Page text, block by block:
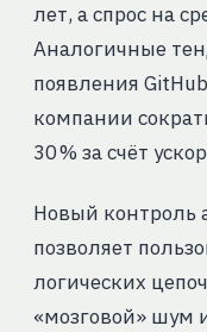
лет, а спрос на
Аналогичные
появления
компании
30 % за счёт
Новый контроль
позволяет
логических
«мозговой» шум